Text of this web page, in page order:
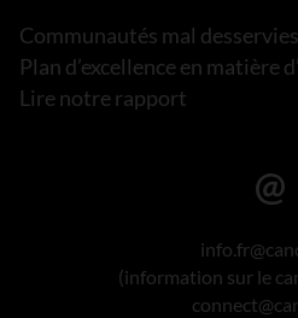
Communautés mal desservies
Plan d’excellence en matière
Lire notre rapport
(information sur le